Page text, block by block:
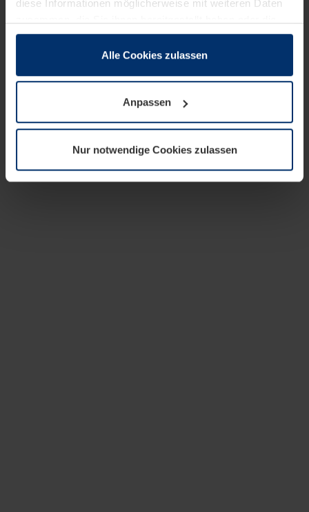
diese Informationen möglicherweise mit weiteren Daten
sie im Rahmen Ihrer Nutzung der Dienste gesammelt
wenn diese für den Betrieb dieser Seite unbedingt
notwendig sind. Für alle anderen Cookie-Typen benötigen
wir Ihre Erlaubnis. Ihre Einwilligung können Sie jederzeit
Datenschutzerklärungunserer Website ändern oder
widerrufen.
Alle Cookies zulassen
Anpassen
Nur notwendige Cookies zulassen